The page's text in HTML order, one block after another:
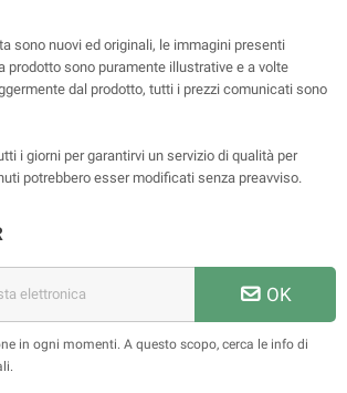
sono nuovi ed originali, le immagini presenti
prodotto sono puramente illustrative e a volte
dal prodotto, tutti i prezzi comunicati sono
i giorni per garantirvi un servizio di qualità per
potrebbero esser modificati senza preavviso.
OK
in ogni momenti. A questo scopo, cerca le info di